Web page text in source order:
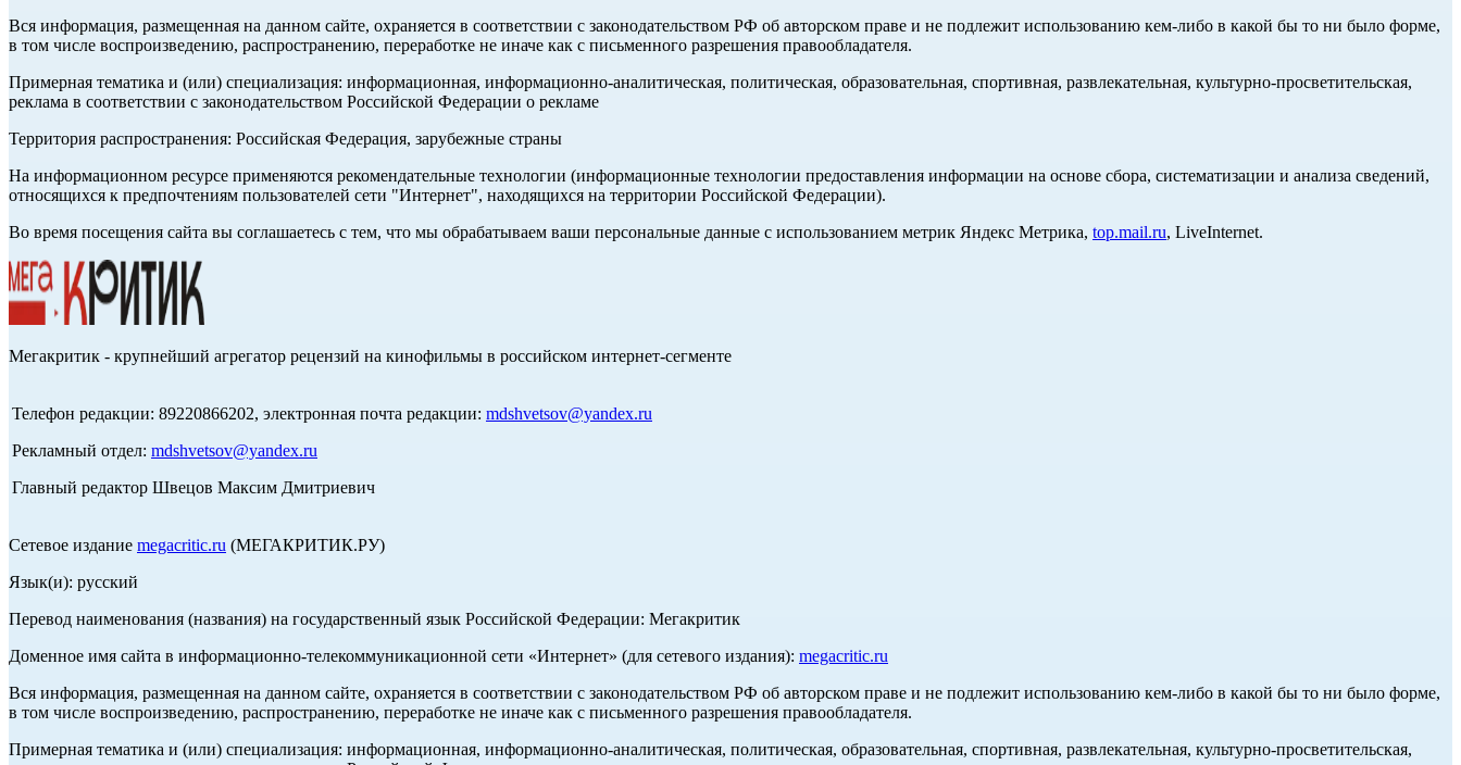
Вся информация, размещенная на данном сайте, охраняется в соответствии с законодательством РФ об авторском праве и не подлежит использованию кем-либо в какой бы то ни было форме,
в том числе воспроизведению, распространению, переработке не иначе как с письменного разрешения правообладателя.
Примерная тематика и (или) специализация: информационная, информационно-аналитическая, политическая, образовательная, спортивная, развлекательная, культурно-просветительская,
реклама в соответствии с законодательством Российской Федерации о рекламе
Территория распространения: Российская Федерация, зарубежные страны
На информационном ресурсе применяются рекомендательные технологии (информационные технологии предоставления информации на основе сбора, систематизации и анализа сведений,
относящихся к предпочтениям пользователей сети "Интернет", находящихся на территории Российской Федерации).
Во время посещения сайта вы соглашаетесь с тем, что мы обрабатываем ваши персональные данные с использованием метрик Яндекс Метрика, top.mail.ru, LiveInternet.
Мегакритик - крупнейший агрегатор рецензий на кинофильмы в российском интернет-сегменте
Телефон редакции: 89220866202, электронная почта редакции: mdshvetsov@yandex.ru
Рекламный отдел: mdshvetsov@yandex.ru
Главный редактор Швецов Максим Дмитриевич
Сетевое издание megacritic.ru (МЕГАКРИТИК.РУ)
Язык(и): русский
Перевод наименования (названия) на государственный язык Российской Федерации: Мегакритик
Доменное имя сайта в информационно-телекоммуникационной сети «Интернет» (для сетевого издания): megacritic.ru
Вся информация, размещенная на данном сайте, охраняется в соответствии с законодательством РФ об авторском праве и не подлежит использованию кем-либо в какой бы то ни было форме,
в том числе воспроизведению, распространению, переработке не иначе как с письменного разрешения правообладателя.
Примерная тематика и (или) специализация: информационная, информационно-аналитическая, политическая, образовательная, спортивная, развлекательная, культурно-просветительская,